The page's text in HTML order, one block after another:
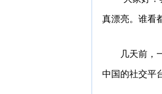
真漂亮。谁看
几天前，一
中国的社交平